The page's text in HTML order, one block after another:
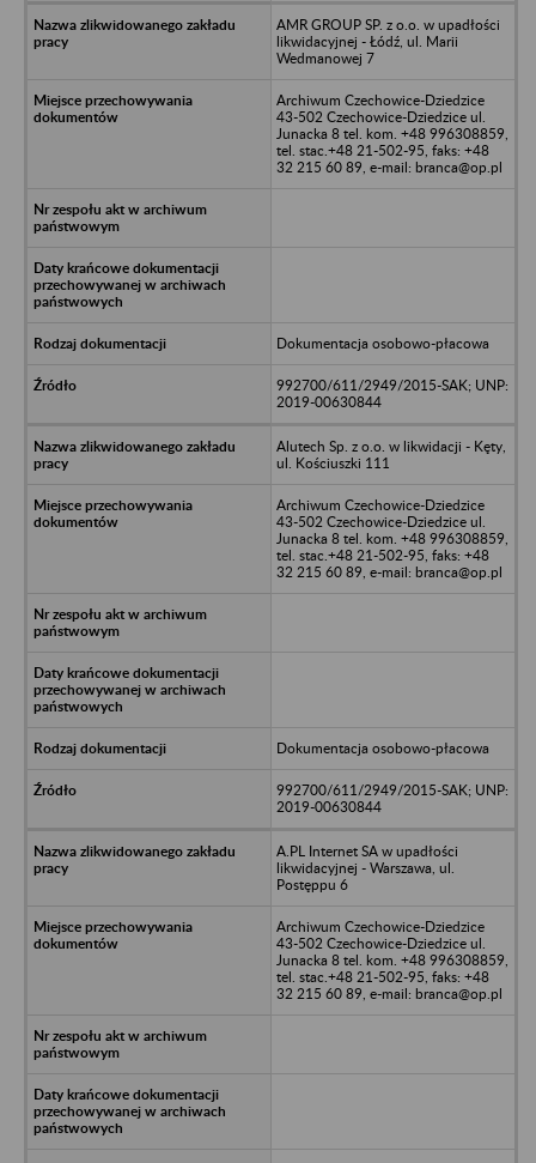
AMR GROUP SP. z o.o. w upadłości
likwidacyjnej - Łódź, ul. Marii
Wedmanowej 7
Archiwum Czechowice-Dziedzice
43-502 Czechowice-Dziedzice ul.
Junacka 8 tel. kom. +48 996308859,
tel. stac.+48 21-502-95, faks: +48
32 215 60 89, e-mail: branca@op.pl
Dokumentacja osobowo-płacowa
992700/611/2949/2015-SAK; UNP:
2019-00630844
Alutech Sp. z o.o. w likwidacji - Kęty,
ul. Kościuszki 111
Archiwum Czechowice-Dziedzice
43-502 Czechowice-Dziedzice ul.
Junacka 8 tel. kom. +48 996308859,
tel. stac.+48 21-502-95, faks: +48
32 215 60 89, e-mail: branca@op.pl
Dokumentacja osobowo-płacowa
992700/611/2949/2015-SAK; UNP:
2019-00630844
A.PL Internet SA w upadłości
likwidacyjnej - Warszawa, ul.
Postęppu 6
Archiwum Czechowice-Dziedzice
43-502 Czechowice-Dziedzice ul.
Junacka 8 tel. kom. +48 996308859,
tel. stac.+48 21-502-95, faks: +48
32 215 60 89, e-mail: branca@op.pl